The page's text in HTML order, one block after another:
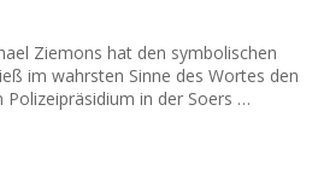
Ziemons hat den symbolischen
im wahrsten Sinne des Wortes den
in der Soers …